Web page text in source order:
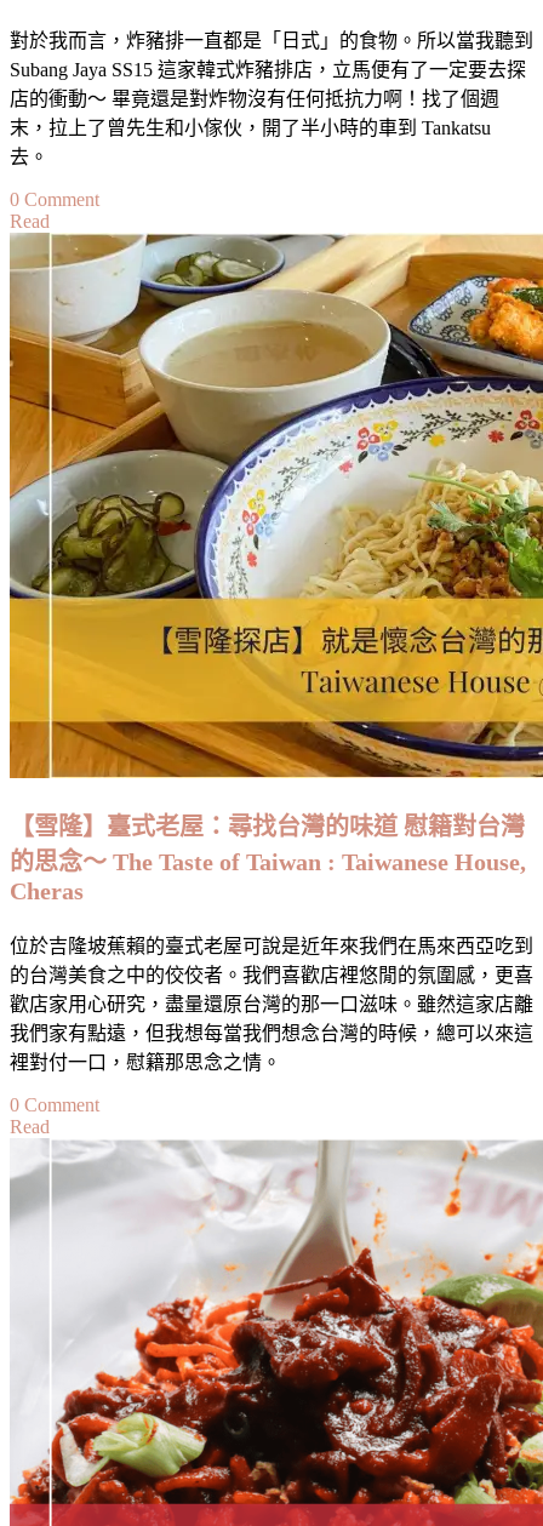
對於我而言，炸豬排一直都是「日式」的食物。所以當我聽到
Subang Jaya SS15 這家韓式炸豬排店，立馬便有了一定要去探
店的衝動～ 畢竟還是對炸物沒有任何抵抗力啊！找了個週
末，拉上了曾先生和小傢伙，開了半小時的車到 Tankatsu
去。
0 Commenton
隆】
SS15
韓
式
豬
排
出
韓
國
的
Subang
Jaya
Read
【雪隆】臺式老屋：尋找台灣的味道 慰籍對台灣
的思念～ The Taste of Taiwan : Taiwanese House,
Cheras
位於吉隆坡蕉賴的臺式老屋可說是近年來我們在馬來西亞吃到
的台灣美食之中的佼佼者。我們喜歡店裡悠閒的氛圍感，更喜
歡店家用心研究，盡量還原台灣的那一口滋味。雖然這家店離
我們家有點遠，但我想每當我們想念台灣的時候，總可以來這
裡對付一口，慰籍那思念之情。
0 Commenton
隆】
臺
灣
的
味
道
慰
Read